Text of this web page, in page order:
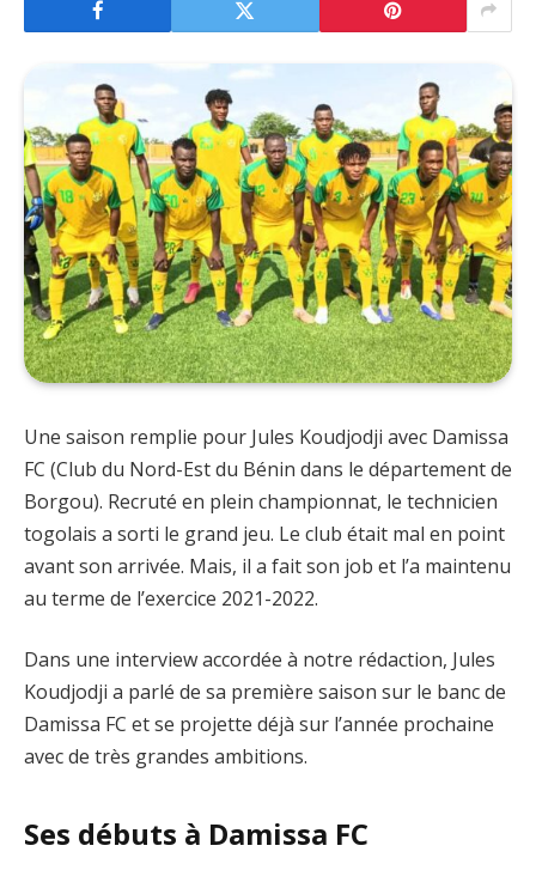
Une saison remplie pour Jules Koudjodji avec Damissa
FC (Club du Nord-Est du Bénin dans le département de
Borgou). Recruté en plein championnat, le technicien
togolais a sorti le grand jeu. Le club était mal en point
avant son arrivée. Mais, il a fait son job et l’a maintenu
au terme de l’exercice 2021-2022.
Dans une interview accordée à notre rédaction, Jules
Koudjodji a parlé de sa première saison sur le banc de
Damissa FC et se projette déjà sur l’année prochaine
avec de très grandes ambitions.
Ses débuts à Damissa FC